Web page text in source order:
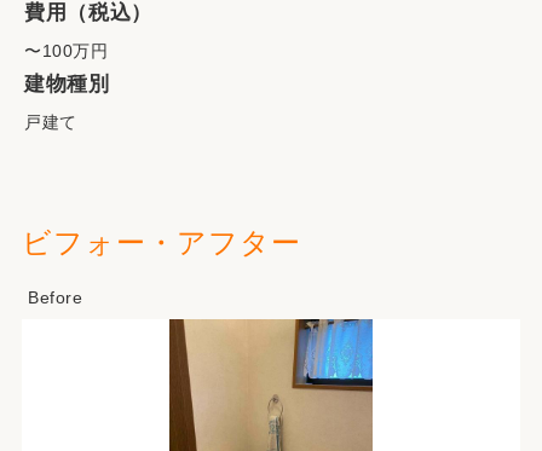
費用（税込）
〜100万円
建物種別
戸建て
ビフォー・アフター